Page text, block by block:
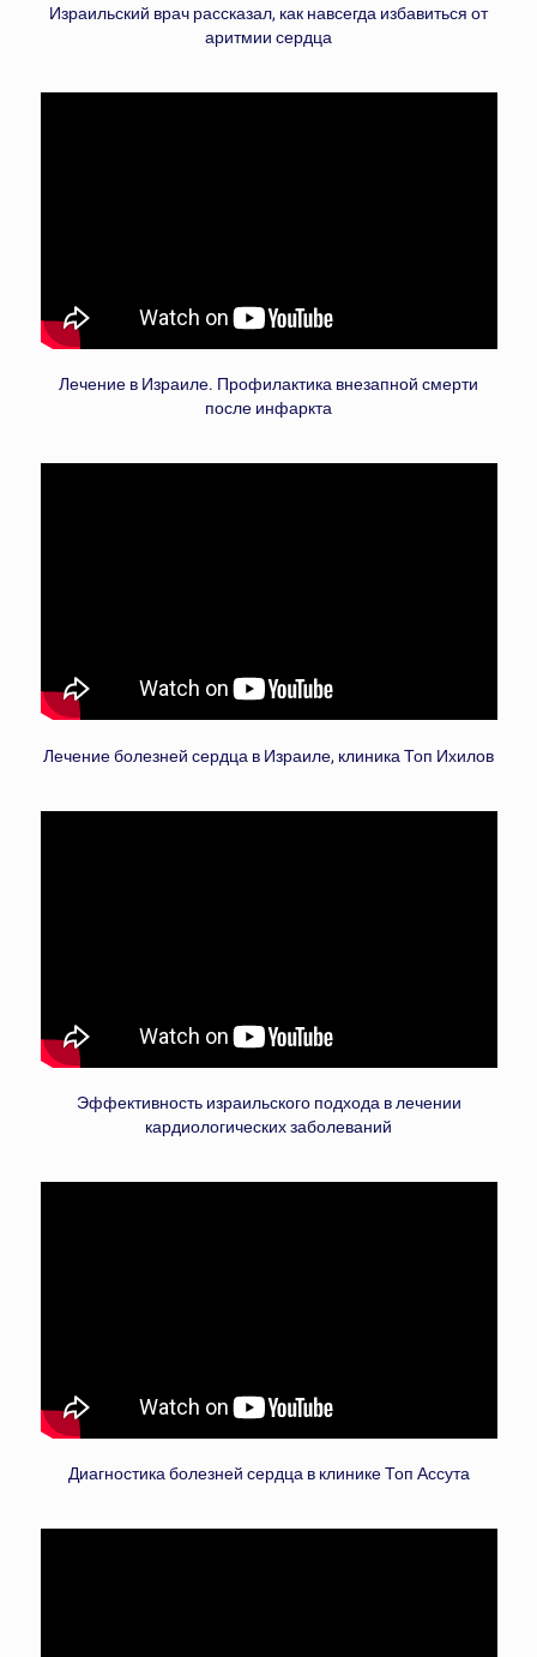
Израильский врач рассказал, как навсегда избавиться от
аритмии сердца
Лечение в Израиле. Профилактика внезапной смерти
после инфаркта
Лечение болезней сердца в Израиле, клиника Топ Ихилов
Эффективность израильского подхода в лечении
кардиологических заболеваний
Диагностика болезней сердца в клинике Топ Ассута